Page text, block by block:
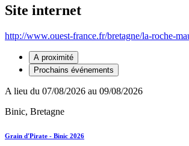
+
Site internet
http://www.ouest-france.fr/bretagne/la-roche-
A proximité
Prochains événements
A lieu du 07/08/2026 au 09/08/2026
Binic, Bretagne
Grain d'Pirate - Binic 2026